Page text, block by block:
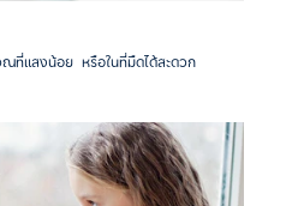
ณที่แสงน้อย หรือในที่มืดได้สะดวก